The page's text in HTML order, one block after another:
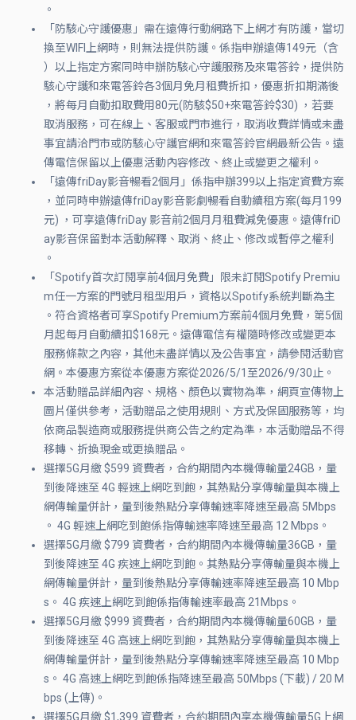
。
「防駭心守護優惠」需在遠傳行動網路下上網才有防護，當切
換至WIFI上網時，則無法提供防護。係指申辦遠傳149元（含
）以上指定方案同時申辦防駭心守護服務及來電答鈴，提供防
駭心守護和來電答鈴各3個月免月租費折扣，優惠折扣期滿後
，將每月自動扣取費用80元(防駭$50+來電答鈴$30) ，若要
取消服務，可在線上、客服或門市進行，取消收費詳情或未盡
事宜請洽門市或防駭心守護官網和來電答鈴官網最新公告。遠
傳電信保留以上優惠活動內容修改、終止或變更之權利。
「遠傳friDay影音暢看2個月」係指申辦399以上指定資費方案
，並同時申辦遠傳friDay影音影劇暢看自動續租方案(每月199
元) ，可享遠傳friDay 影音前2個月月租費減免優惠。遠傳friD
ay影音保留對本活動解釋、取消、終止、修改或暫停之權利
。
「Spotify首次訂閱享前4個月免費」限未訂閱Spotify Premiu
m任一方案的門號月租型用戶，資格以Spotify系統判斷為主
。符合資格者可享Spotify Premium方案前4個月免費，第5個
月起每月自動續扣$168元。遠傳電信有權隨時修改或變更本
服務條款之內容，其他未盡詳情以及公告事宜，請參閱活動官
網。本優惠方案從本優惠方案從2026/5/1至2026/9/30止。
本活動贈品詳細內容、規格、顏色以實物為準，網頁宣傳物上
圖片僅供參考，活動贈品之使用規則、方式及保固服務等，均
依商品製造商或服務提供商公告之約定為準，本活動贈品不得
移轉、折換現金或更換贈品。
選擇5G月繳 $599 資費者，合約期間內本機傳輸量24GB，量
到後降速至 4G 輕速上網吃到飽，其熱點分享傳輸量與本機上
網傳輸量併計，量到後熱點分享傳輸速率降速至最高 5Mbps
。 4G 輕速上網吃到飽係指傳輸速率降速至最高 12 Mbps。
選擇5G月繳 $799 資費者，合約期間內本機傳輸量36GB，量
到後降速至 4G 疾速上網吃到飽。其熱點分享傳輸量與本機上
網傳輸量併計，量到後熱點分享傳輸速率降速至最高 10 Mbp
s。 4G 疾速上網吃到飽係指傳輸速率最高 21Mbps。
選擇5G月繳 $999 資費者，合約期間內本機傳輸量60GB，量
到後降速至 4G 高速上網吃到飽，其熱點分享傳輸量與本機上
網傳輸量併計，量到後熱點分享傳輸速率降速至最高 10 Mbp
s。 4G 高速上網吃到飽係指降速至最高 50Mbps (下載) / 20 M
bps (上傳)。
選擇5G月繳 $1,399 資費者，合約期間內享本機傳輸量5G上網